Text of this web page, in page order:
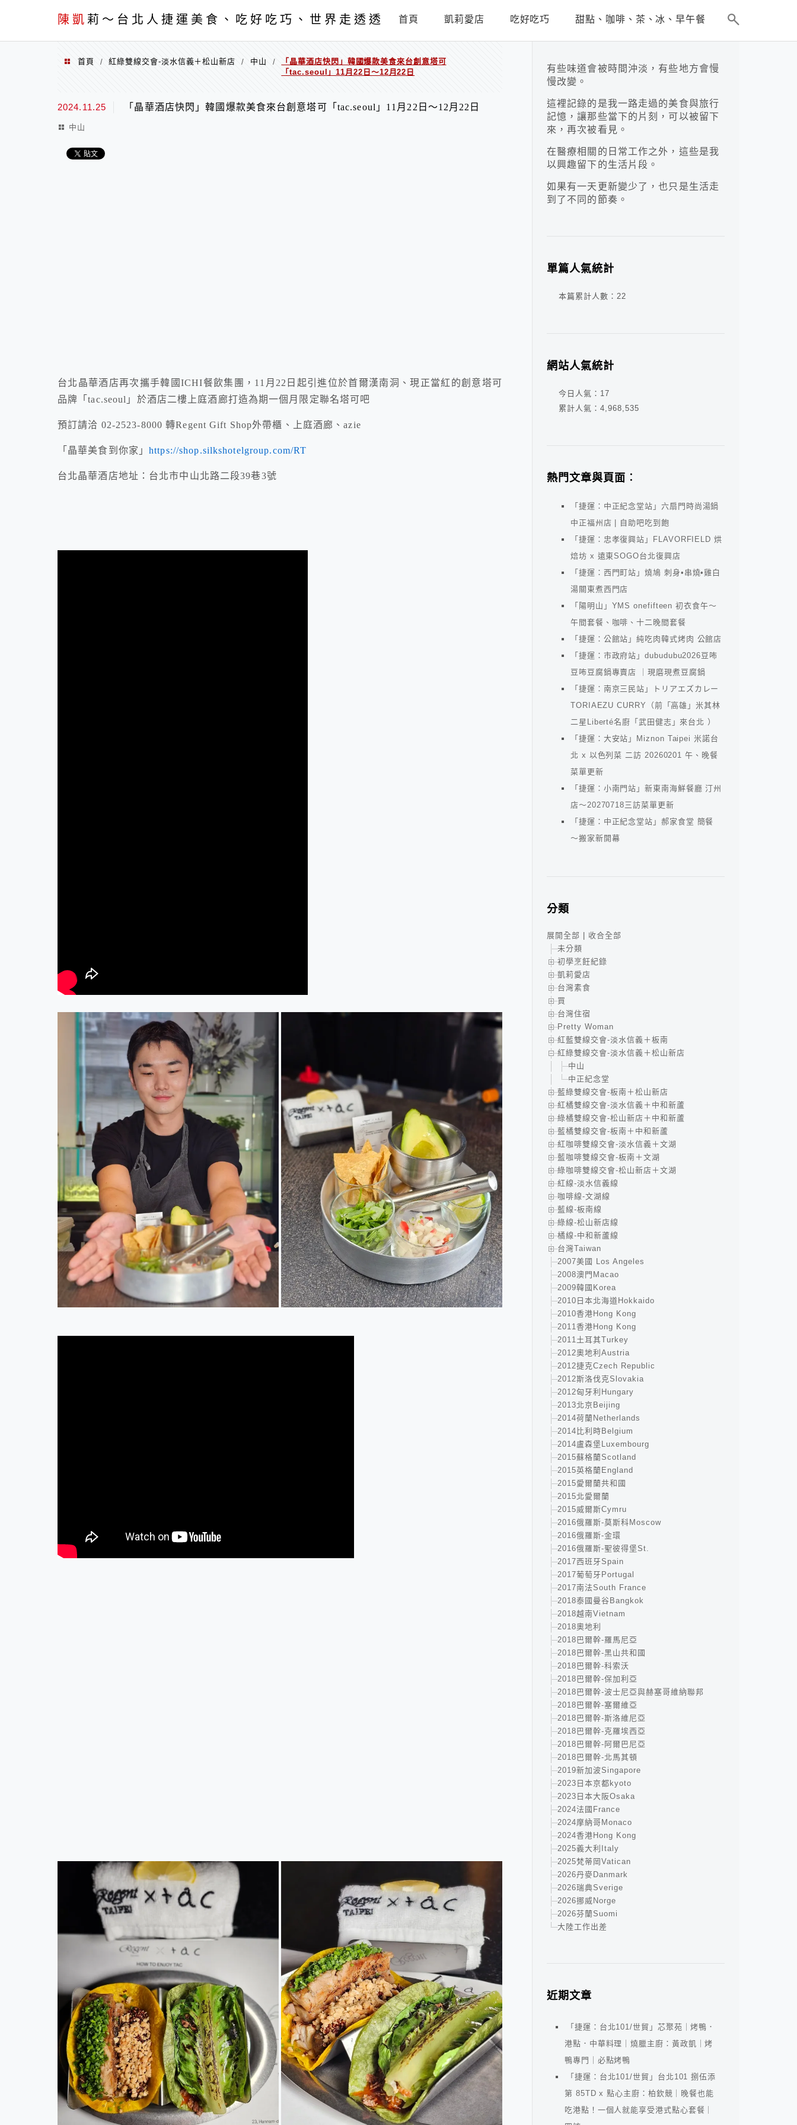
陳凱 莉～台北人捷運美食、吃好吃巧、世界走透透
menu
首頁 凱莉愛店 吃好吃巧 甜點、咖啡、茶、冰、早午餐
首頁 / 紅綠雙線交會-淡水信義＋松山新店 / 中山 /
「晶華酒店快閃」韓國爆款美食來台創意塔可
「tac.seoul」11月22日～12月22日
2024.11.25 「晶華酒店快閃」韓國爆款美食來台創意塔可「tac.seoul」11月22日～12月22日
中山
台北晶華酒店再次攜手韓國ICHI餐飲集團，11月22日起引進位於首爾漢南洞、現正當紅的創意塔可
品牌「tac.seoul」於酒店二樓上庭酒廊打造為期一個月限定聯名塔可吧
預訂請洽 02-2523-8000 轉Regent Gift Shop外帶櫃、上庭酒廊、azie
「晶華美食到你家」https://shop.silkshotelgroup.com/RT
台北晶華酒店地址：台北市中山北路二段39巷3號
有些味道會被時間沖淡，有些地方會慢
慢改變。
這裡記錄的是我一路走過的美食與旅行
記憶，讓那些當下的片刻，可以被留下
來，再次被看見。
在醫療相關的日常工作之外，這些是我
以興趣留下的生活片段。
如果有一天更新變少了，也只是生活走
到了不同的節奏。
單篇人氣統計
本篇累計人數： 22
網站人氣統計
今日人氣： 17
累計人氣： 4,968,535
熱門文章與頁面︰
「捷運：中正紀念堂站」六扇門時尚湯鍋
中正福州店 | 自助吧吃到飽
「捷運：忠孝復興站」FLAVORFIELD 烘
焙坊 x 遠東SOGO台北復興店
「捷運：西門町站」燒鳩 刺身•串燒•雞白
湯關東煮西門店
「陽明山」YMS onefifteen 初衣食午～
午間套餐、咖啡、十二晚間套餐
「捷運：公館站」純吃肉韓式烤肉 公館店
「捷運：市政府站」dubudubu2026豆咘
豆咘豆腐鍋專賣店 ｜現磨現煮豆腐鍋
「捷運：南京三民站」トリアエズカレー
TORIAEZU CURRY（前「高雄」米其林
二星Liberté名廚「武田健志」來台北 ）
「捷運：大安站」Miznon Taipei 米諾台
北 x 以色列菜 二訪 20260201 午、晚餐
菜單更新
「捷運：小南門站」新東南海鮮餐廳 汀州
店～20270718三訪菜單更新
「捷運：中正紀念堂站」郝家食堂 簡餐
～搬家新開幕
分類
展開全部
收合全部
未分類
初學烹飪紀錄
凱莉愛店
台灣素食
買
台灣住宿
Pretty Woman
紅藍雙線交會-淡水信義＋板南
紅綠雙線交會-淡水信義＋松山新店
中山
中正紀念堂
藍綠雙線交會-板南＋松山新店
紅橘雙線交會-淡水信義＋中和新蘆
綠橘雙線交會-松山新店＋中和新蘆
藍橘雙線交會-板南＋中和新蘆
紅咖啡雙線交會-淡水信義＋文湖
藍咖啡雙線交會-板南＋文湖
綠咖啡雙線交會-松山新店＋文湖
紅線-淡水信義線
咖啡線-文湖線
藍線-板南線
綠線-松山新店線
橘線-中和新蘆線
台灣Taiwan
2007美國 Los Angeles
2008澳門Macao
2009韓國Korea
2010日本北海道Hokkaido
2010香港Hong Kong
2011香港Hong Kong
2011土耳其Turkey
2012奧地利Austria
2012捷克Czech Republic
2012斯洛伐克Slovakia
2012匈牙利Hungary
2013北京Beijing
2014荷蘭Netherlands
2014比利時Belgium
2014盧森堡Luxembourg
2015蘇格蘭Scotland
2015英格蘭England
2015愛爾蘭共和國
2015北愛爾蘭
2015威爾斯Cymru
2016俄羅斯-莫斯科Moscow
2016俄羅斯-金環
2016俄羅斯-聖彼得堡St.
2017西班牙Spain
2017葡萄牙Portugal
2017南法South France
2018泰國曼谷Bangkok
2018越南Vietnam
2018奧地利
2018巴爾幹-羅馬尼亞
2018巴爾幹-黑山共和國
2018巴爾幹-科索沃
2018巴爾幹-保加利亞
2018巴爾幹-波士尼亞與赫塞哥維納聯邦
2018巴爾幹-塞爾維亞
2018巴爾幹-斯洛維尼亞
2018巴爾幹-克羅埃西亞
2018巴爾幹-阿爾巴尼亞
2018巴爾幹-北馬其頓
2019新加波Singapore
2023日本京都kyoto
2023日本大阪Osaka
2024法國France
2024摩納哥Monaco
2024香港Hong Kong
2025義大利Italy
2025梵蒂岡Vatican
2026丹麥Danmark
2026瑞典Sverige
2026挪威Norge
2026芬蘭Suomi
大陸工作出差
近期文章
「捷運：台北101/世貿」芯聚苑｜烤鴨．
港點．中華料理｜燒臘主廚：黃政凱｜烤
鴨專門｜必點烤鴨
「捷運：台北101/世貿」台北101 捌伍添
第 85TD x 點心主廚：柏欽競｜晚餐也能
吃港點！一個人就能享受港式點心套餐｜